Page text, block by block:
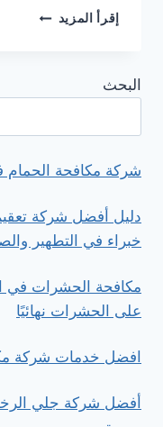
إقرأ المزيد تنظيف
الأناقة
البحث
شركة مكافحة الحمام
دليل أفضل شركة
خبراء في التطهير
مكافحة الحشرات في
على الحشرات نهائيًا
افضل خدمات شركة
أفضل شركة جلي